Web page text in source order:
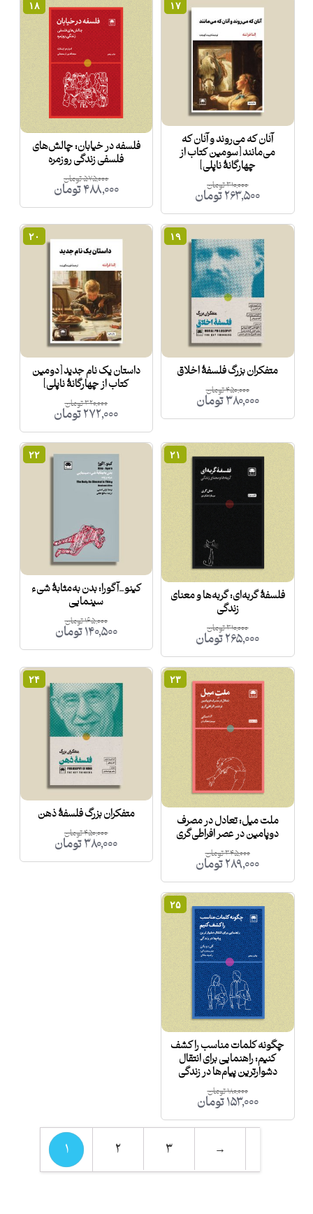
۱۷
آنان که می‌روند و آنان که
می‌مانند [سومین کتاب از
چهارگانۀ ناپلی]
۳۱۰,۰۰۰تومان
۲۶۳,۵۰۰تومان
۱۸
فلسفه در خیابان: چالش‌های
فلسفی زندگی روزمره
۵۷۵,۰۰۰تومان
۴۸۸,۰۰۰تومان
۱۹
متفکران بزرگ فلسفۀ اخلاق
۴۵۰,۰۰۰تومان
۳۸۰,۰۰۰تومان
۲۰
داستان یک نام جدید [دومین
کتاب از چهارگانۀ ناپلی]
۳۲۰,۰۰۰تومان
۲۷۲,۰۰۰تومان
۲۱
فلسفۀ گربه‌ای: گربه‌ها و معنای
زندگی
۳۱۰,۰۰۰تومان
۲۶۵,۰۰۰تومان
۲۲
کینو_آگورا: بدن به‌مثابۀ شیء
سینمایی
۱۶۵,۰۰۰تومان
۱۴۰,۵۰۰تومان
۲۳
ملت میل: تعادل در مصرف
دوپامین در عصر افراطی‌گری
۳۴۵,۰۰۰تومان
۲۸۹,۰۰۰تومان
۲۴
متفکران بزرگ فلسفۀ ذهن
۴۵۰,۰۰۰تومان
۳۸۰,۰۰۰تومان
۲۵
چگونه کلمات مناسب را کشف
کنیم: راهنمایی برای انتقال
دشوارترین پیام‌ها در زندگی
۱۸۰,۰۰۰تومان
۱۵۳,۰۰۰تومان
۱ ۲ ۳ →